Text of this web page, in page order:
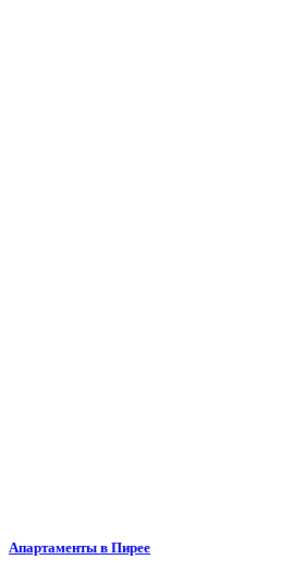
Апартаменты в Пирее